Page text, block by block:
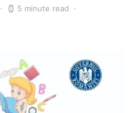
5 minute read